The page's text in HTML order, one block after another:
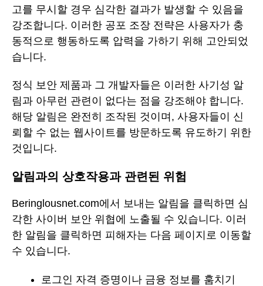
고를 무시할 경우 심각한 결과가 발생할 수 있음을
강조합니다. 이러한 공포 조장 전략은 사용자가 충
동적으로 행동하도록 압력을 가하기 위해 고안되었
습니다.
정식 보안 제품과 그 개발자들은 이러한 사기성 알
림과 아무런 관련이 없다는 점을 강조해야 합니다.
해당 알림은 완전히 조작된 것이며, 사용자들이 신
뢰할 수 없는 웹사이트를 방문하도록 유도하기 위한
것입니다.
알림과의 상호작용과 관련된 위험
Beringlousnet.com에서 보내는 알림을 클릭하면 심
각한 사이버 보안 위협에 노출될 수 있습니다. 이러
한 알림을 클릭하면 피해자는 다음 페이지로 이동할
수 있습니다.
로그인 자격 증명이나 금융 정보를 훔치기